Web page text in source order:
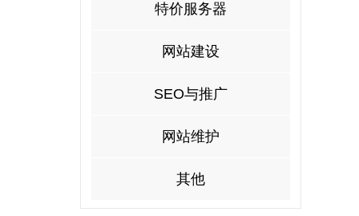
特价服务器
网站建设
SEO与推广
网站维护
其他